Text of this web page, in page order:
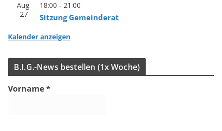
Aug.
27
18:00 - 21:00
Sit­zung Gemeinderat
Kalender anzeigen
B.I.G.-News bestel­len (1x Woche)
Vorname*